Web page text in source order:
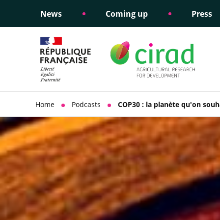
News Coming up Press
Informing public policy
Science
support
Ethical commitments
Social
policy
Home Podcasts COP30 : la planète qu'on